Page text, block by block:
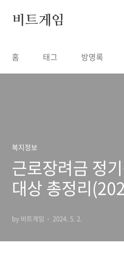
비트게임
홈 태그 방명록
복지정보
근로장려금 정
대상 총정리
by 비트게임 2024. 5. 2.